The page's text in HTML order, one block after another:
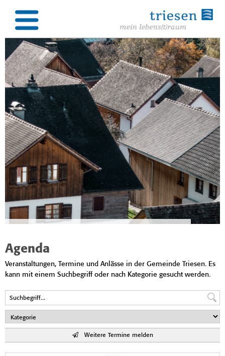
Agenda
Veranstaltungen, Termine und Anlässe in der Gemeinde Triesen. Es
kann mit einem Suchbegriff oder nach Kategorie gesucht werden.
Weitere Termine melden